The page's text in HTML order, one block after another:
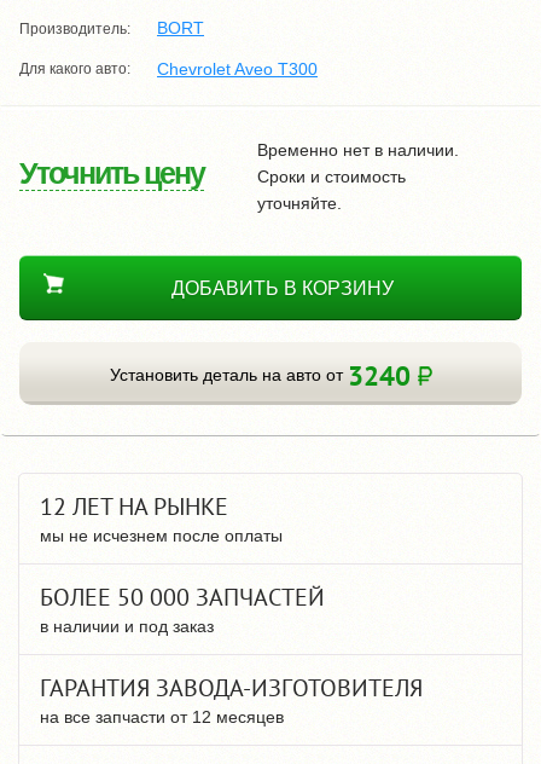
Производитель: BORT
Для какого авто: Chevrolet Aveo T300
Уточнить цену
Временно нет в наличии.
Сроки и стоимость
уточняйте.
ДОБАВИТЬ В КОРЗИНУ
Установить деталь на авто от 3240
12 ЛЕТ НА РЫНКЕ
мы не исчезнем после оплаты
БОЛЕЕ 50 000 ЗАПЧАСТЕЙ
в наличии и под заказ
ГАРАНТИЯ ЗАВОДА-ИЗГОТОВИТЕЛЯ
на все запчасти от 12 месяцев